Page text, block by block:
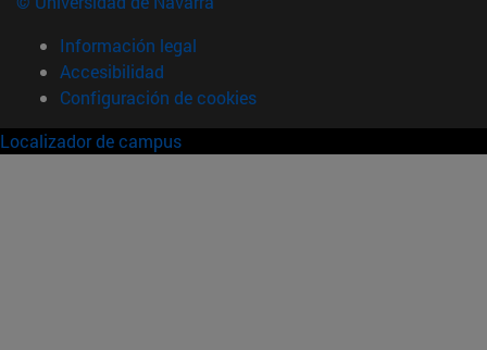
Información legal
Accesibilidad
Configuración de cookies
Localizador de campus